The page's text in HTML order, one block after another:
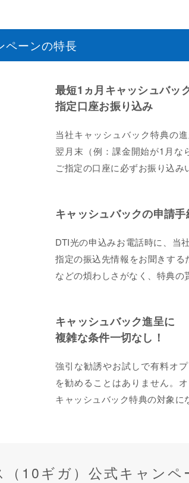
ペーンの特長
最短1ヵ月キャッシュバッ
指定口座お振り込み
当社キャッシュバック特典の
翌月末（例：課金開始が1月な
ご指定の口座に必ずお振り込み
キャッシュバックの申請手
DTI光の申込みお電話時に、当
指定の振込先情報をお聞きす
などの煩わしさがなく、特典の
キャッシュバック進呈に
複雑な条件一切なし！
強引な勧誘やお試しで有料オ
を勧めることはありません。
キャッシュバック特典の対象に
（10ギガ）公式キャンペ